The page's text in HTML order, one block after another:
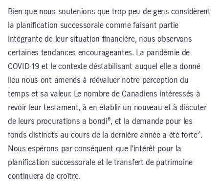
Bien que nous soutenions que trop peu de gens considèrent
la planification successorale comme faisant partie
intégrante de leur situation financière, nous observons
certaines tendances encourageantes. La pandémie de
COVID-19 et le contexte déstabilisant auquel elle a donné
lieu nous ont amenés à réévaluer notre perception du
temps et sa valeur. Le nombre de Canadiens intéressés à
revoir leur testament, à en établir un nouveau et à discuter
de leurs procurations a bondi⁶, et la demande pour les
fonds distincts au cours de la dernière année a été forte⁷.
Nous espérons par conséquent que l’intérêt pour la
planification successorale et le transfert de patrimoine
continuera de croître.